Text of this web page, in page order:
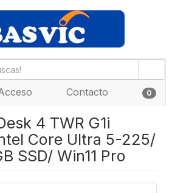
Contacto 0
4 TWR G1i
Core Ultra 5-225/
SSD/ Win11 Pro